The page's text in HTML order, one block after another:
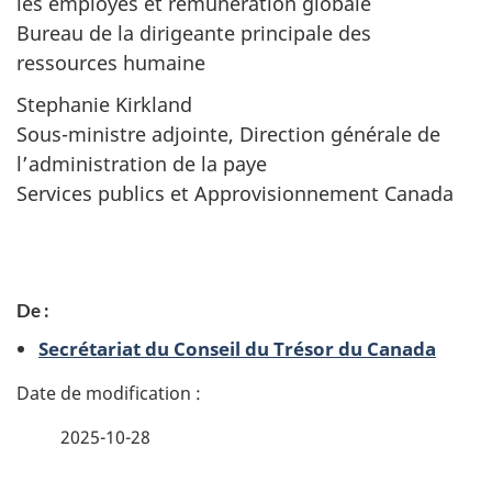
Bureau de la dirigeante principale des
ressources humaine
Stephanie Kirkland
Sous-ministre adjointe, Direction générale de
l’administration de la paye
Services publics et Approvisionnement Canada
é
t
De :
Secrétariat du Conseil du Trésor du Canada
2025-10-28